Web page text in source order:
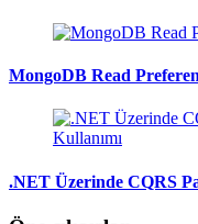
MongoDB Read
.NET Üzerinde CQRS